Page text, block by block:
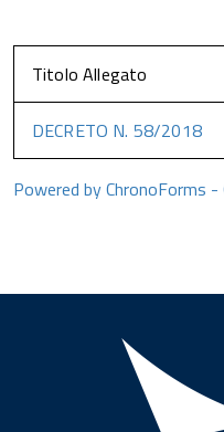
Titolo Allegato
DECRETO N. 58/2018
Powered by ChronoForms -